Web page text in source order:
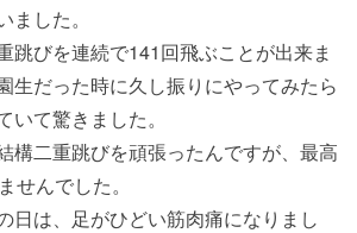
ました。
跳びを連続で141回飛ぶことが出来ま
生だった時に久し振りにやってみたら
て驚きました。
構二重跳びを頑張ったんですが、最高
せんでした。
日は、足がひどい筋肉痛になりまし